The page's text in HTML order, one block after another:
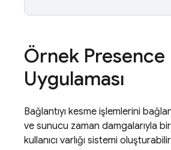
Örnek Presence
Uygulaması
Bağlantıyı kesme işlemlerini
ve sunucu zaman damgalarıyla
kullanıcı varlığı sistemi